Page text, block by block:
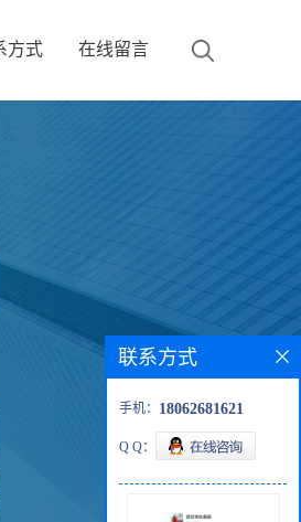
方式 在线留言
联系方式
手机： 18062681621
Q Q：